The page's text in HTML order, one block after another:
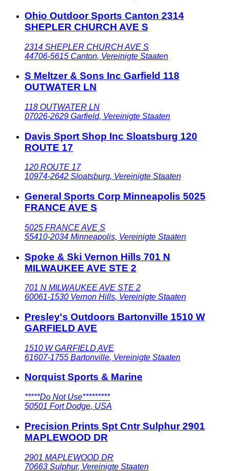
Ohio Outdoor Sports Canton 2314
SHEPLER CHURCH AVE S
2314 SHEPLER CHURCH AVE S
44706-5615 Canton, Vereinigte Staaten
S Meltzer & Sons Inc Garfield 118
OUTWATER LN
118 OUTWATER LN
07026-2629 Garfield, Vereinigte Staaten
Davis Sport Shop Inc Sloatsburg 120
ROUTE 17
120 ROUTE 17
10974-2642 Sloatsburg, Vereinigte Staaten
General Sports Corp Minneapolis 5025
FRANCE AVE S
5025 FRANCE AVE S
55410-2034 Minneapolis, Vereinigte Staaten
Spoke & Ski Vernon Hills 701 N
MILWAUKEE AVE STE 2
701 N MILWAUKEE AVE STE 2
60061-1530 Vernon Hills, Vereinigte Staaten
Presley's Outdoors Bartonville 1510 W
GARFIELD AVE
1510 W GARFIELD AVE
61607-1755 Bartonville, Vereinigte Staaten
Norquist Sports & Marine
*****Do Not Use*********
50501 Fort Dodge, USA
Precision Prints Spt Cntr Sulphur 2901
MAPLEWOOD DR
2901 MAPLEWOOD DR
70663 Sulphur, Vereinigte Staaten